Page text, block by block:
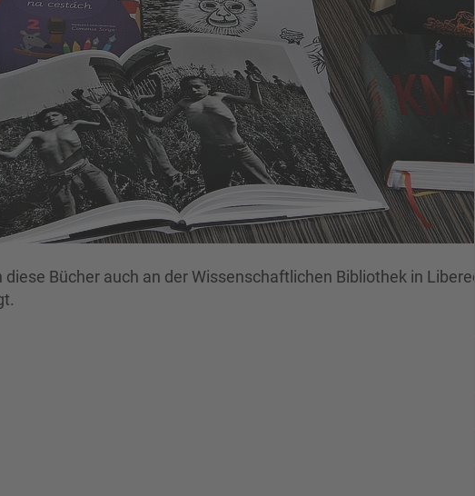
Bücher auch an der Wissenschaftlichen Bibliothek in Liberec